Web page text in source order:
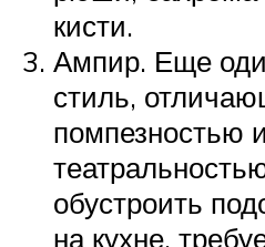
кисти.
Ампир. Еще
стиль,
помпезностью и
обустроить
на кухне,